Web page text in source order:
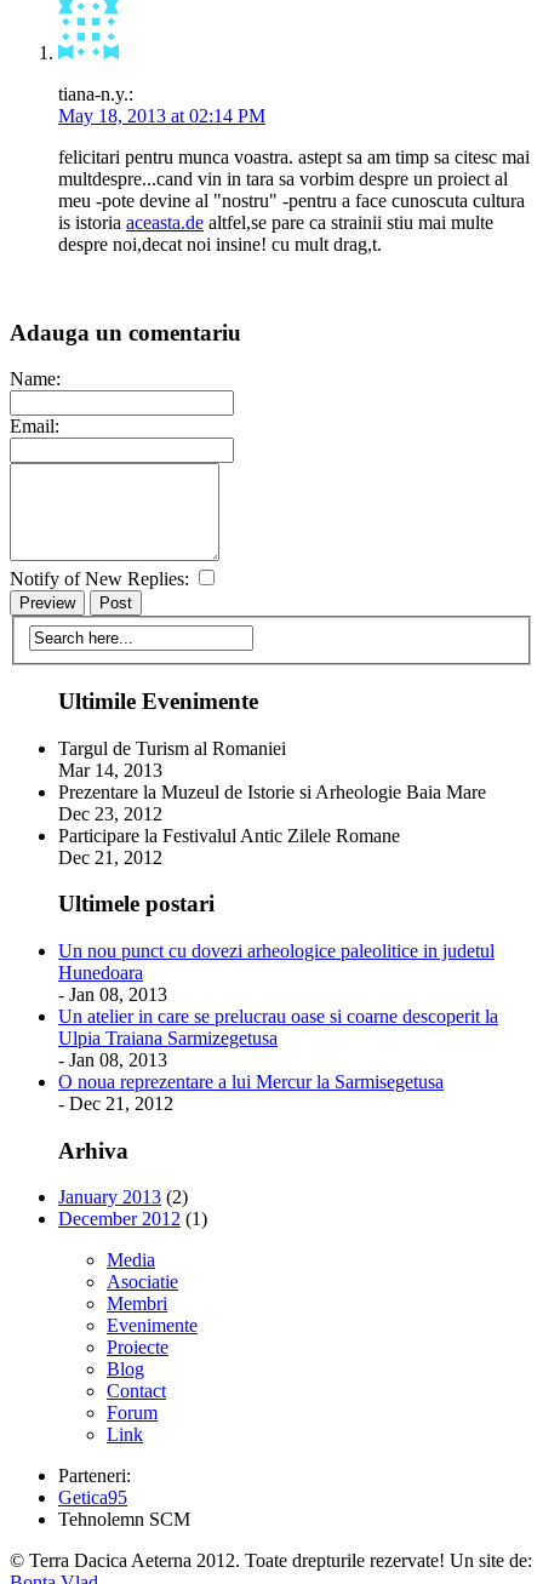
tiana-n.y.:
May 18, 2013 at 02:14 PM
felicitari pentru munca voastra. astept sa am timp sa citesc mai
multdespre...cand vin in tara sa vorbim despre un proiect al
meu -pote devine al "nostru" -pentru a face cunoscuta cultura
is istoria aceasta.de altfel,se pare ca strainii stiu mai multe
despre noi,decat noi insine! cu mult drag,t.
Adauga un comentariu
Name:
Email:
Notify of New Replies:
Preview Post
Ultimile Evenimente
Targul de Turism al Romaniei
Mar 14, 2013
Prezentare la Muzeul de Istorie si Arheologie Baia Mare
Dec 23, 2012
Participare la Festivalul Antic Zilele Romane
Dec 21, 2012
Ultimele postari
Un nou punct cu dovezi arheologice paleolitice in judetul
Hunedoara
- Jan 08, 2013
Un atelier in care se prelucrau oase si coarne descoperit la
Ulpia Traiana Sarmizegetusa
- Jan 08, 2013
O noua reprezentare a lui Mercur la Sarmisegetusa
- Dec 21, 2012
Arhiva
January 2013 (2)
December 2012 (1)
Media
Asociatie
Membri
Evenimente
Proiecte
Blog
Contact
Forum
Link
Parteneri:
Getica95
Tehnolemn SCM
© Terra Dacica Aeterna 2012. Toate drepturile rezervate! Un site de: